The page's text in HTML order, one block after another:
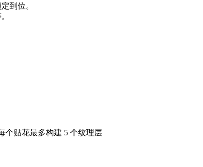
到位。
个贴花最多构建 5 个纹理层